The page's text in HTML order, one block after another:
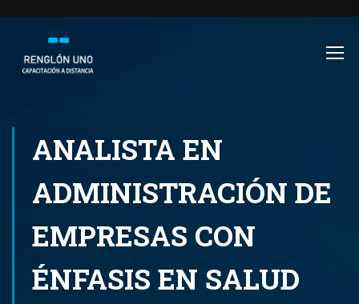
ANALISTA EN
ADMINISTRACIÓN DE
EMPRESAS CON
ÉNFASIS EN SALUD